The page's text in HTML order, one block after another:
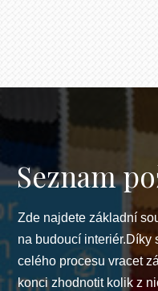
Seznam
Zde najdete základní
na budoucí interiér.Díky
celého procesu vracet
konci zhodnotit kolik z